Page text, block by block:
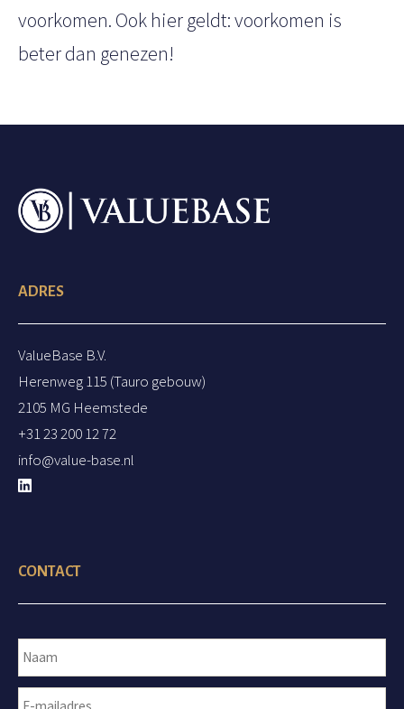
voorkomen. Ook hier geldt: voorkomen is
beter dan genezen!
ADRES
ValueBase B.V.
Herenweg 115 (Tauro gebouw)
2105 MG Heemstede
+31 23 200 12 72
info@value-base.nl
CONTACT
N
a
a
m
V